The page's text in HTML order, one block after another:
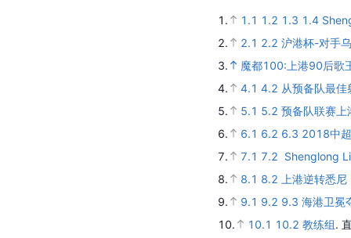
1. 1.1 1.2 1.3 1.4
2.
2.1 2.2 沪港杯-对手
3.
魔都100:上港90后歌
4.
4.1 4.2 从预备队最
5.
5.1 5.2 预备队联赛
6.
6.1 6.2 6.3 2018中
7.
7.1 7.2 Shenglong Li
8.
8.1 8.2
上港逆转悉
9.
9.1 9.2 9.3 海港卫冕
10.
10.1 10.2 教练组.